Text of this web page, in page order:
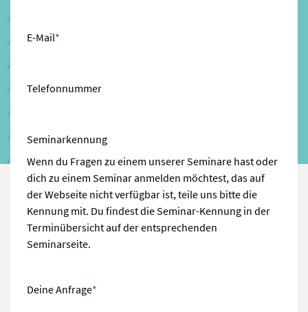
E-Mail*
Telefonnummer
Seminarkennung
Wenn du Fragen zu einem unserer Seminare hast oder
dich zu einem Seminar anmelden möchtest, das auf
der Webseite nicht verfügbar ist, teile uns bitte die
Kennung mit. Du findest die Seminar-Kennung in der
Terminübersicht auf der entsprechenden
Seminarseite.
Deine Anfrage*